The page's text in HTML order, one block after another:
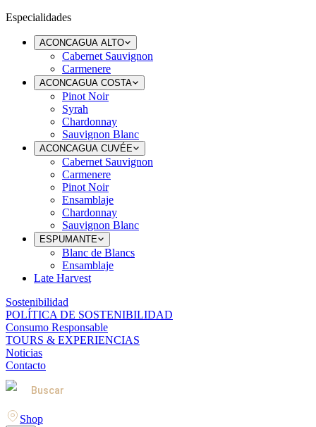
Especialidades
ACONCAGUA ALTO
Cabernet Sauvignon
Carmenere
ACONCAGUA COSTA
Pinot Noir
Syrah
Chardonnay
Sauvignon Blanc
ACONCAGUA CUVÉE
Cabernet Sauvignon
Carmenere
Pinot Noir
Ensamblaje
Chardonnay
Sauvignon Blanc
ESPUMANTE
Blanc de Blancs
Ensamblaje
Late Harvest
Sostenibilidad
POLÍTICA DE SOSTENIBILIDAD
Consumo Responsable
TOURS & EXPERIENCIAS
Noticias
Contacto
Buscar
Shop